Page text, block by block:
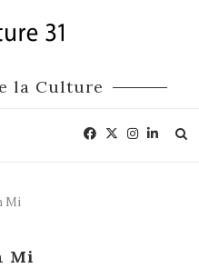
la Culture
Mi
Mi